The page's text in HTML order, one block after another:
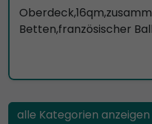
Betten,französischer
alle Kategorien anzeigen